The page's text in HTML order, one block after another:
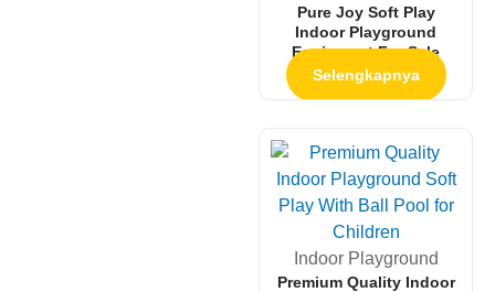
Pure Joy Soft Play
Indoor Playground
Equipment For Sale
Selengkapnya
Indoor Playground
Premium Quality Indoor